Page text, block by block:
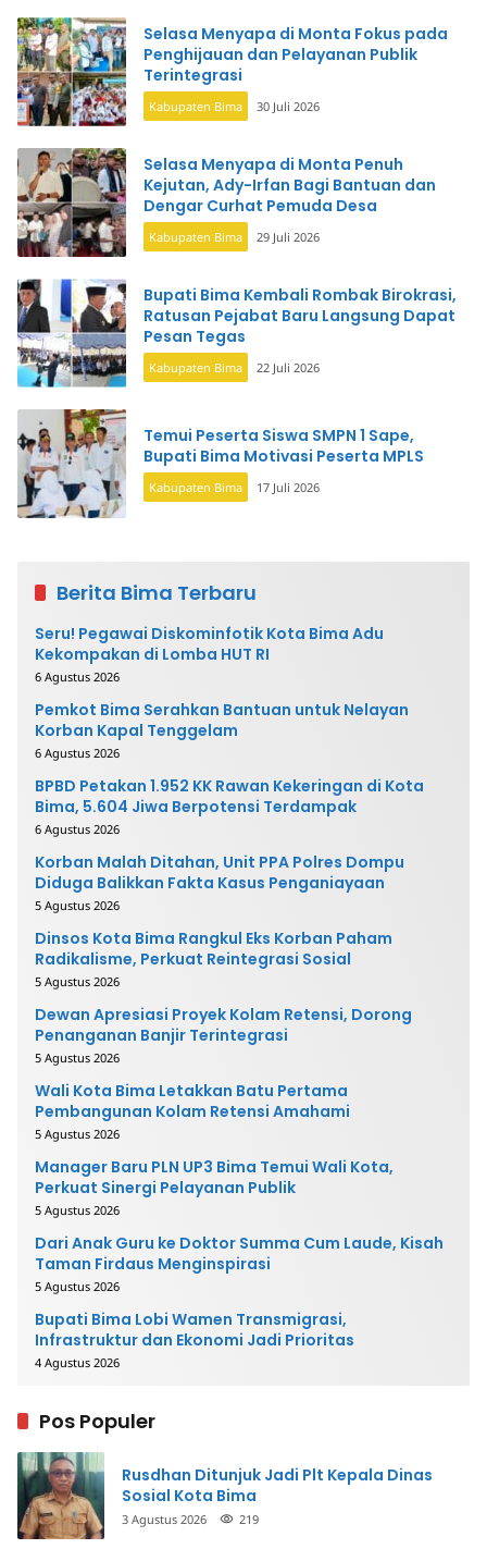
Selasa Menyapa di Monta Fokus pada
Penghijauan dan Pelayanan Publik
Terintegrasi
Kabupaten Bima 30 Juli 2026
Selasa Menyapa di Monta Penuh
Kejutan, Ady-Irfan Bagi Bantuan dan
Dengar Curhat Pemuda Desa
Kabupaten Bima 29 Juli 2026
Bupati Bima Kembali Rombak Birokrasi,
Ratusan Pejabat Baru Langsung Dapat
Pesan Tegas
Kabupaten Bima 22 Juli 2026
Temui Peserta Siswa SMPN 1 Sape,
Bupati Bima Motivasi Peserta MPLS
Kabupaten Bima 17 Juli 2026
Berita Bima Terbaru
Seru! Pegawai Diskominfotik Kota Bima Adu
Kekompakan di Lomba HUT RI
6 Agustus 2026
Pemkot Bima Serahkan Bantuan untuk Nelayan
Korban Kapal Tenggelam
6 Agustus 2026
BPBD Petakan 1.952 KK Rawan Kekeringan di Kota
Bima, 5.604 Jiwa Berpotensi Terdampak
6 Agustus 2026
Korban Malah Ditahan, Unit PPA Polres Dompu
Diduga Balikkan Fakta Kasus Penganiayaan
5 Agustus 2026
Dinsos Kota Bima Rangkul Eks Korban Paham
Radikalisme, Perkuat Reintegrasi Sosial
5 Agustus 2026
Dewan Apresiasi Proyek Kolam Retensi, Dorong
Penanganan Banjir Terintegrasi
5 Agustus 2026
Wali Kota Bima Letakkan Batu Pertama
Pembangunan Kolam Retensi Amahami
5 Agustus 2026
Manager Baru PLN UP3 Bima Temui Wali Kota,
Perkuat Sinergi Pelayanan Publik
5 Agustus 2026
Dari Anak Guru ke Doktor Summa Cum Laude, Kisah
Taman Firdaus Menginspirasi
5 Agustus 2026
Bupati Bima Lobi Wamen Transmigrasi,
Infrastruktur dan Ekonomi Jadi Prioritas
4 Agustus 2026
Pos Populer
Rusdhan Ditunjuk Jadi Plt Kepala Dinas
Sosial Kota Bima
3 Agustus 2026 219